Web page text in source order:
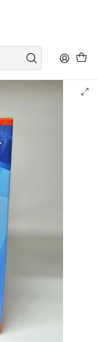
regístrate
LG-PHARMA